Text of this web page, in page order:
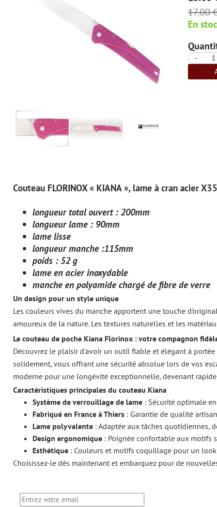
17.00
En
-
Couteau FLORINOX « KIANA », lame à cran acier
longueur total ouvert : 200mm
longueur lame : 90mm
lame lisse
longueur manche :115mm
poids : 52 g
lame en acier inoxydable
manche en polyamide chargé de fibre de verre
Un design pour un style unique
Les couleurs vives du manche apportent une touche
amoureux de la nature. Les textures naturelles et les
Le couteau de poche Kiana Florinox : votre compagnon
Découvrez le plaisir d'avoir un outil fiable et élégant à
solidement, vous offrant une sécurité absolue lors de vos
moderne pour une longévité exceptionnelle, devenant
Caractéristiques principales du couteau Kiana
Système de verrouillage de lame : Sécurité optimale
Fabriqué en France à Thiers : Garantie de qualité
Lame polyvalente : Adaptée aux tâches quotidiennes,
Design ergonomique : Poignée confortable aux motifs
Esthétique : Couleurs et motifs coquillage pour un
Choisissez-le dès maintenant et embarquez pour de